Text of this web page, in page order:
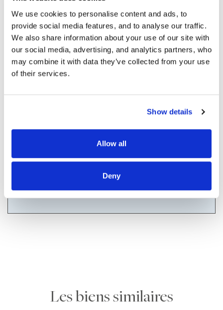
We use cookies to personalise content and ads, to
provide social media features, and to analyse our traffic.
We also share information about your use of our site with
our social media, advertising, and analytics partners, who
may combine it with data they’ve collected from your use
of their services.
Show details
Allow all
Deny
Votre mensualité sera de
More
Les biens similaires